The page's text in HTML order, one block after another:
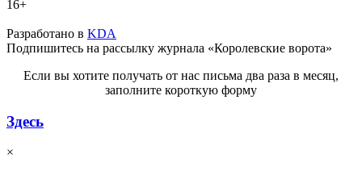
16+
Разработано в KDA
Подпишитесь на рассылку журнала «Королевские ворота»
Если вы хотите получать от нас письма два раза в месяц,
заполните короткую форму
Здесь
×